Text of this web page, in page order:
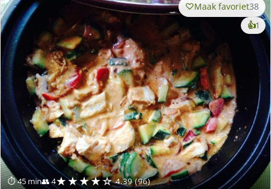
⏱ 45 min👥 4★★★★☆ 4.39 (96)
Maak favoriet38
👍1